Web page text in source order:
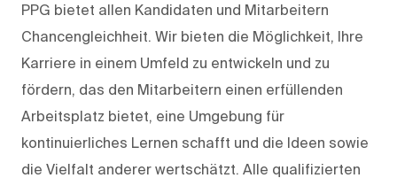
PPG bietet allen Kandidaten und Mitarbeitern
Chancengleichheit. Wir bieten die Möglichkeit, Ihre
Karriere in einem Umfeld zu entwickeln und zu
fördern, das den Mitarbeitern einen erfüllenden
Arbeitsplatz bietet, eine Umgebung für
kontinuierliches Lernen schafft und die Ideen sowie
die Vielfalt anderer wertschätzt. Alle qualifizierten